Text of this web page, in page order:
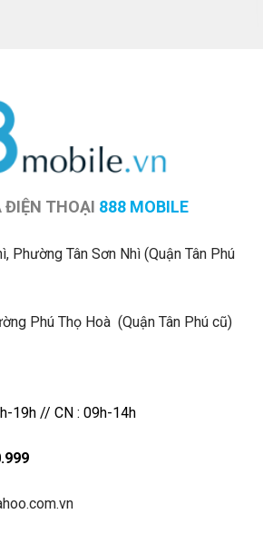
ĐIỆN THOẠI 888 MOBILE
Phường Tân Sơn Nhì (Quận Tân Phú
Phú Thọ Hoà (Quận Tân Phú cũ)
19h // CN : 09h-14h